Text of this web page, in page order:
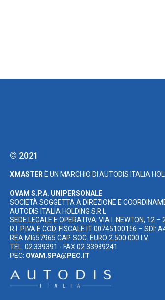
© 2021
XMASTER È UN MARCHIO DI AUTODIS ITALIA
OVAM S.P.A. UNIPERSONALE
SOCIETÀ SOGGETTA A DIREZIONE E
AUTODIS ITALIA HOLDING S.R.L
SEDE LEGALE E OPERATIVA: VIA I. NEWTON, 12 –
R.I. P.IVA E COD. FISCALE IT 00745100156 – SDI:
REA MI657965 CAP. SOC. EURO 2.500.000 I.V.
TEL. 02 339391 - FAX 02 33939241
PEC: OVAM.SPA@PEC.IT